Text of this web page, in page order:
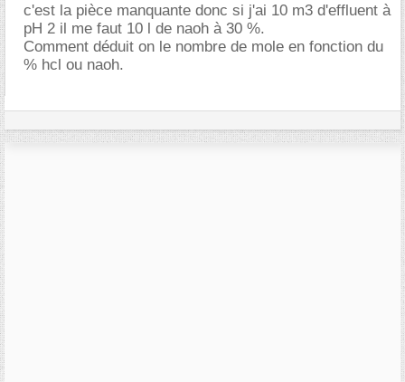
c'est la pièce manquante donc si j'ai 10 m3 d'effluent à
pH 2 il me faut 10 l de naoh à 30 %.
Comment déduit on le nombre de mole en fonction du
% hcl ou naoh.